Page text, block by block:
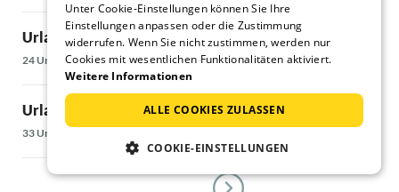
Urlaub mit Pool in Brovst
24 Unterkünfte
Urlaub mit Pool in Vendsyssel
33 Unterkünfte
Urlaub mit
9 Unterkünfte
Unter Cookie-Einstellungen können Sie Ihre
Einstellungen anpassen oder die Zustimmung
widerrufen. Wenn Sie nicht zustimmen, werden nur
Cookies mit wesentlichen Funktionalitäten aktiviert.
Weitere Informationen
ALLE COOKIES ZULASSEN
COOKIE-EINSTELLUNGEN